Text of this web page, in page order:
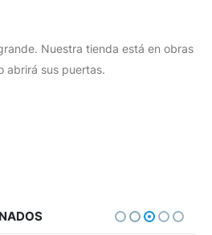
Nuestra tienda está en obras
abrirá sus puertas.